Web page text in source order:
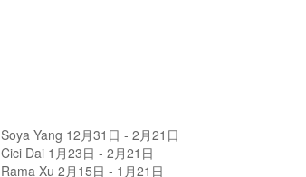
Soya Yang 12月31日 - 2月21日
Cici Dai 1月23日 - 2月21日
Rama Xu 2月15日 - 1月21日